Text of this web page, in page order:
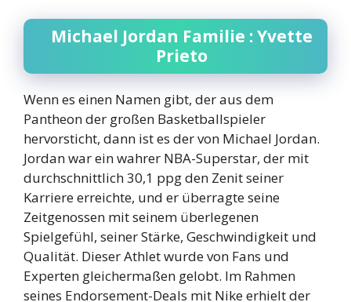
Michael Jordan Familie : Yvette
Prieto
Wenn es einen Namen gibt, der aus dem
Pantheon der großen Basketballspieler
hervorsticht, dann ist es der von Michael Jordan.
Jordan war ein wahrer NBA-Superstar, der mit
durchschnittlich 30,1 ppg den Zenit seiner
Karriere erreichte, und er überragte seine
Zeitgenossen mit seinem überlegenen
Spielgefühl, seiner Stärke, Geschwindigkeit und
Qualität. Dieser Athlet wurde von Fans und
Experten gleichermaßen gelobt. Im Rahmen
seines Endorsement-Deals mit Nike erhielt der